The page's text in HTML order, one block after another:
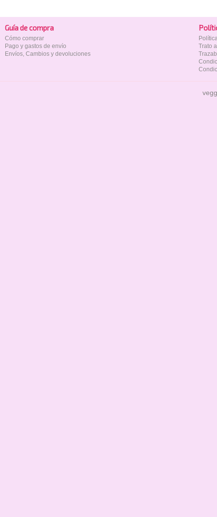
Guía de compra
Cómo comprar
Pago y gastos de envío
Envíos, Cambios y devoluciones
Trato